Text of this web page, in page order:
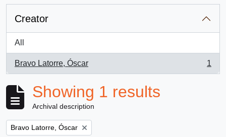
Creator
All
Bravo Latorre, Óscar
, 1 results
1
Showing 1 results
Archival description
Remove filter:
Bravo Latorre, Óscar